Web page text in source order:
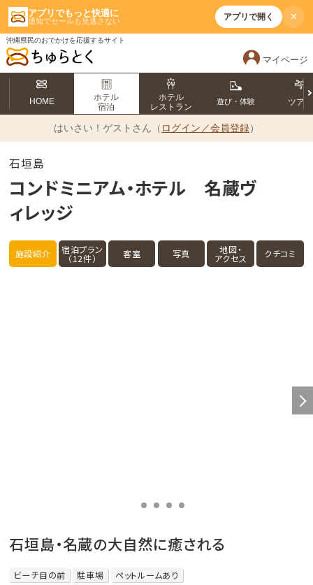
アプリでもっと快適に
通知でセールも見逃さない アプリで開く ×
沖縄県民のおでかけを応援するサイト
マイページ
HOME
ホテル
宿泊
ホテル
レストラン
遊び・体験 ツアー
はいさい！ ゲストさん（ ログイン／会員登録）
石垣島
コンドミニアム・ホテル 名蔵ヴ
ィレッジ
施設紹介 宿泊プラン
（12件） 客室 写真 地図・
アクセス クチコミ
石垣島・名蔵の大自然に癒される
ビーチ目の前 駐車場 ペットルームあり